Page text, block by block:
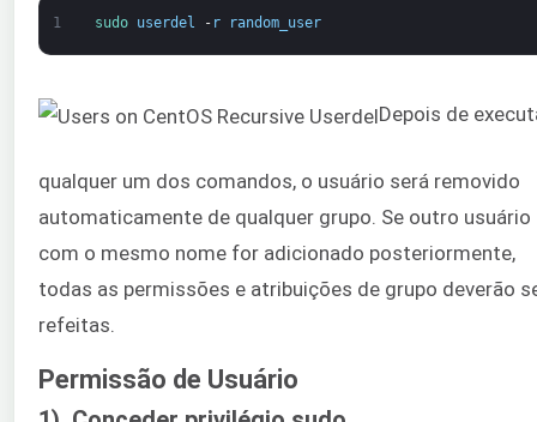
1 sudo userdel - r random_user
Depois de
qualquer um dos comandos, o usuário será removido
automaticamente de qualquer grupo. Se outro usuário
com o mesmo nome for adicionado posteriormente,
todas as permissões e atribuições de grupo deverão
refeitas.
Permissão de Usuário